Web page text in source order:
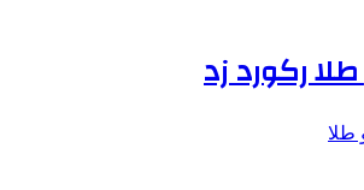
رکورد زد
طلا